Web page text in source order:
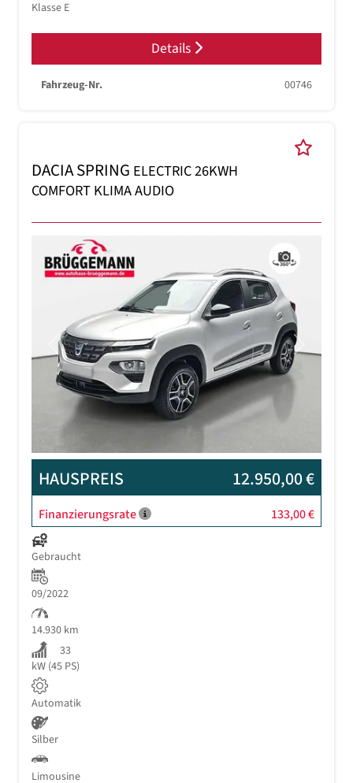
Klasse E
Details
Fahrzeug-Nr. 00746
DACIA SPRING ELECTRIC 26KWH
COMFORT KLIMA AUDIO
Previous Next
HAUSPREIS 12.950,00 €
Finanzierungsrate 133,00 €
Gebraucht
09/2022
14.930 km
33
kW (45 PS)
Automatik
Silber
Limousine